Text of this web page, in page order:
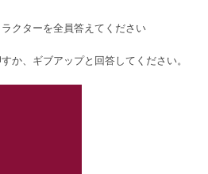
クターを全員答えてください
か、ギブアップと回答してください。